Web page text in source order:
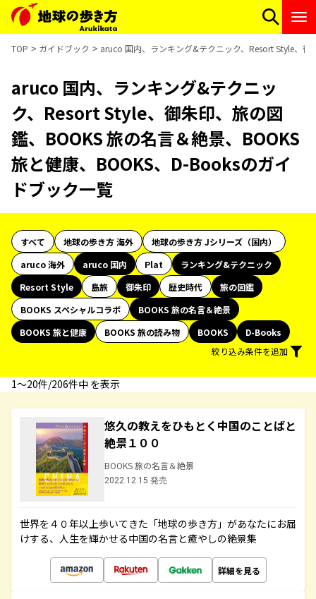
TOP ガイドブック aruco 国内、ランキング&テクニック、Resort Style、
aruco 国内、ランキング&テクニッ
ク、Resort Style、御朱印、旅の図
鑑、BOOKS 旅の名言＆絶景、BOOKS
旅と健康、BOOKS、D-Booksのガイ
ドブック一覧
すべて 地球の歩き方 海外
地球の歩き方 Jシリーズ（国内）
aruco 海外
aruco 国内 Plat
ランキング&テクニック
Resort Style
島旅 御朱印 歴史時代
旅の図鑑
BOOKS スペシャルコラボ
BOOKS 旅の名言＆絶景
BOOKS 旅と健康
BOOKS 旅の読み物 BOOKS
D-Books
絞り込み条件を追加
1〜20件/206件中 を表示
悠久の教えをひもとく中国のことばと
絶景１００
BOOKS 旅の名言＆絶景
2022.12.15 発売
世界を４０年以上歩いてきた「地球の歩き方」があなたにお届
けする、人生を輝かせる中国の名言と癒やしの絶景集
詳細を見る